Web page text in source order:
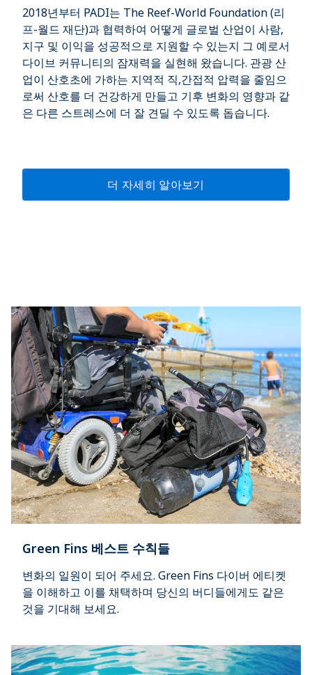
2018년부터 PADI는 The Reef-World Foundation (리
프-월드 재단)과 협력하여 어떻게 글로벌 산업이 사람,
지구 및 이익을 성공적으로 지원할 수 있는지 그 예로서
다이브 커뮤니티의 잠재력을 실현해 왔습니다. 관광 산
업이 산호초에 가하는 지역적 직,간접적 압력을 줄임으
로써 산호를 더 건강하게 만들고 기후 변화의 영향과 같
은 다른 스트레스에 더 잘 견딜 수 있도록 돕습니다.
더 자세히 알아보기
Green Fins 베스트 수칙들
변화의 일원이 되어 주세요. Green Fins 다이버 에티켓
을 이해하고 이를 채택하며 당신의 버디들에게도 같은
것을 기대해 보세요.